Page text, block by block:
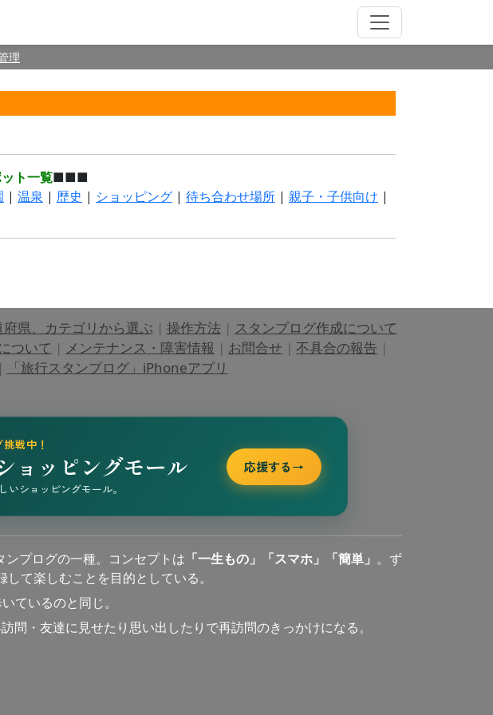
理
ト一覧■■■
| 温泉 | 歴史 | ショッピング | 待ち合わせ場所 | 親子・子供向け |
県、カテゴリから選ぶ | 操作方法| スタンプログ作成について
ついて | メンテナンス・障害情報 | お問合せ | 不具合の報告 |
| 「旅行スタンプログ」iPhoneアプリ
戦中！
ョッピングモール
いショッピングモール。
応援する→
プログの一種。コンセプトは 「一生もの」「スマホ」「簡単」 。ず
て楽しむことを目的としている。
ているのと同じ。
問・友達に見せたり思い出したりで再訪問のきっかけになる。